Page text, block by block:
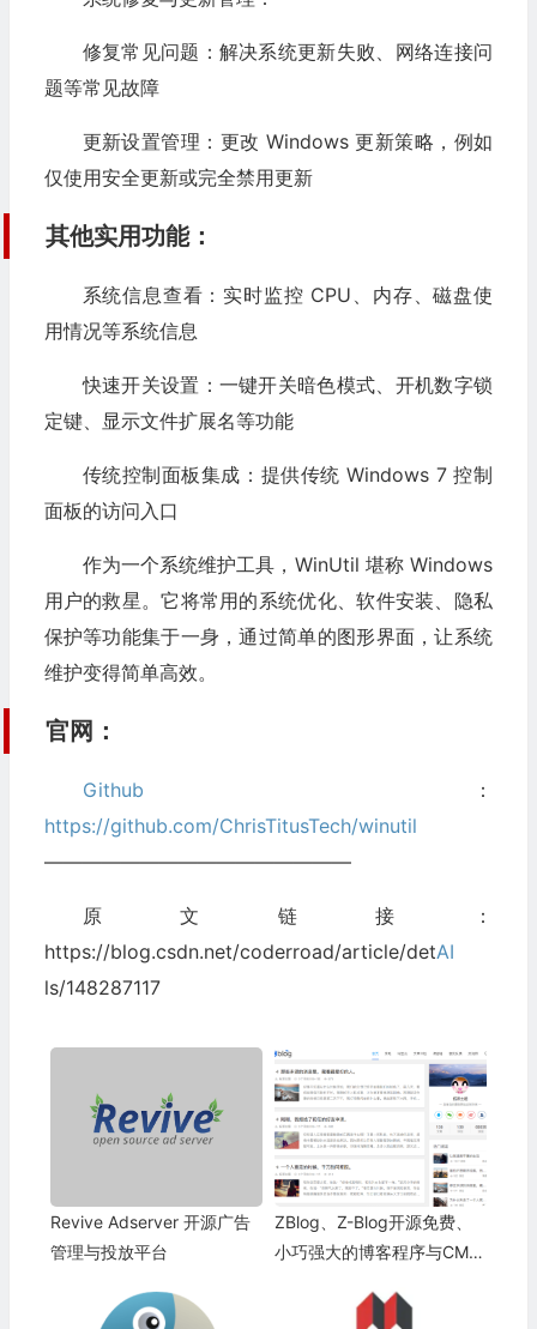
修复常见问题：解决系统更新失败、网络连接问
题等常见故障
更新设置管理：更改 Windows 更新策略，例如
仅使用安全更新或完全禁用更新
其他实用功能：
系统信息查看：实时监控 CPU、内存、磁盘使
用情况等系统信息
快速开关设置：一键开关暗色模式、开机数字锁
定键、显示文件扩展名等功能
传统控制面板集成：提供传统 Windows 7 控制
面板的访问入口
作为一个系统维护工具，WinUtil 堪称 Windows
用户的救星。它将常用的系统优化、软件安装、隐私
保护等功能集于一身，通过简单的图形界面，让系统
维护变得简单高效。
官网：
Github ：
https://github.com/ChrisTitusTech/winutil
————————————————
原文链接：
https://blog.csdn.net/coderroad/article/detAI
ls/148287117
Revive Adserver 开源广告
管理与投放平台
ZBlog、Z-Blog开源免费、
小巧强大的博客程序与CMS